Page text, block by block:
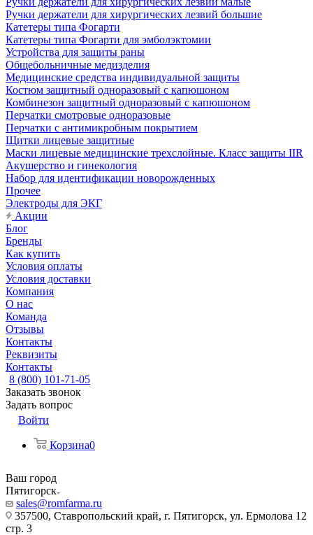
Ручки держатели для хирургических лезвий большие
Катетеры типа Фогарти
Катетеры типа Фогарти для эмболэктомии
Устройства для защиты раны
Общебольничные медизделия
Медицинские средства индивидуальной защиты
Костюм защитный одноразовый с капюшоном
Комбинезон защитный одноразовый с капюшоном
Перчатки смотровые одноразовые
Перчатки с антимикробным покрытием
Щитки лицевые защитные
Маски лицевые медицинские трехслойные. Класс защиты IIR
Акушерство и гинекология
Набор для идентификации новорожденных
Прочее
Электроды для ЭКГ
Акции
Блог
Бренды
Как купить
Условия оплаты
Условия доставки
Компания
О нас
Команда
Отзывы
Контакты
Реквизиты
Контакты
8 (800) 101-71-05
Заказать звонок
Задать вопрос
Войти
Корзина0
Ваш город
Пятигорск
sales@romfarma.ru
357500, Ставропольский край, г. Пятигорск, ул. Ермолова 12
стр. 3